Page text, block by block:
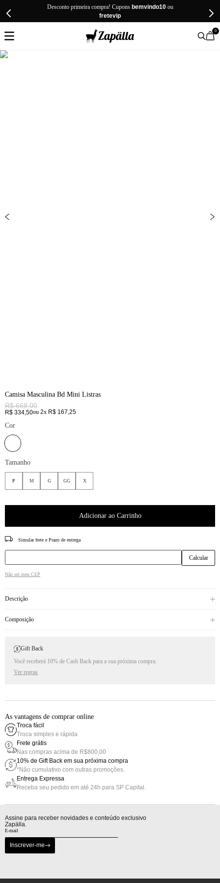
Desconto primeira compra! Cupons bemvindo10ou
fretevip
0
Camisa Masculina Bd Mini Listras
R$ 669,00
R$ 334,50ou 2x R$ 167,25
Cor
Tamanho
P M G GG X
Adicionar ao Carrinho
CEP
Não sei meu CEP
Descrição
Composição
Gift Back
Você receberá 10% de Cash Back para a sua próxima compra.
Ver regras
As vantagens de comprar online
Troca fácil
Troca simples e rápida
Frete grátis
Nas compras acima de R$800,00
10% de Gift Back em sua próxima compra
*Não cumulativo com outras promoções.
Entrega Expressa
Receba seu pedido em até 24h para SP Capital.
Assine para receber novidades e conteúdo exclusivo
Zapälla.
Inscrever-me